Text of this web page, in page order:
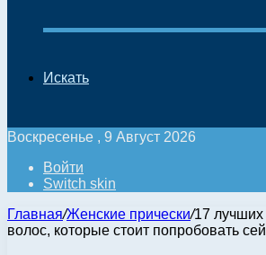
Искать
Воскресенье , 9 Август 2026
Войти
Switch skin
Главная/Женские прически/17 лучших
волос, которые стоит попробовать